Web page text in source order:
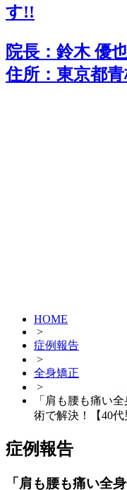
す!!
院長：鈴木 優
住所：東京都
HOME
>
症例報告
>
全身矯正
>
「肩も腰も痛い
術で解決！【40代
症例報告
「肩も腰も痛い全